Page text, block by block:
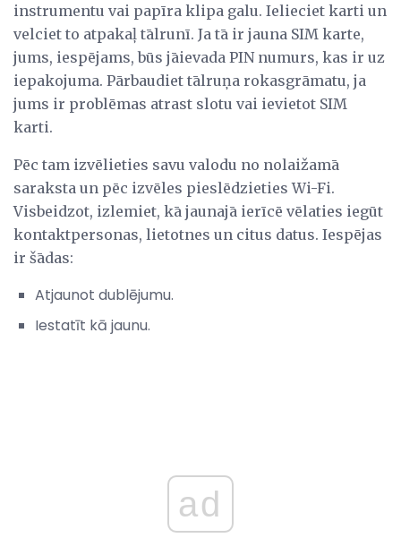
instrumentu vai papīra klipa galu. Ielieciet karti un
velciet to atpakaļ tālrunī. Ja tā ir jauna SIM karte,
jums, iespējams, būs jāievada PIN numurs, kas ir uz
iepakojuma. Pārbaudiet tālruņa rokasgrāmatu, ja
jums ir problēmas atrast slotu vai ievietot SIM
karti.
Pēc tam izvēlieties savu valodu no nolaižamā
saraksta un pēc izvēles pieslēdzieties Wi-Fi.
Visbeidzot, izlemiet, kā jaunajā ierīcē vēlaties iegūt
kontaktpersonas, lietotnes un citus datus. Iespējas
ir šādas:
Atjaunot dublējumu.
Iestatīt kā jaunu.
ad